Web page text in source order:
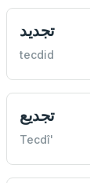
تجديد
tecdid
تجديع
Tecdî'